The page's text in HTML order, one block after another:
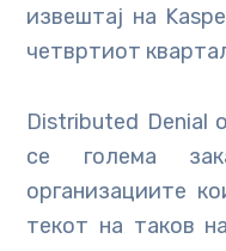
извештај на
четвртиот
Distributed Denial
се голема
организациите
текот на таков